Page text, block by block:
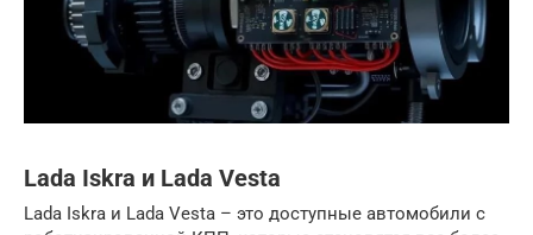
Lada Iskra и Lada Vesta
Lada Iskra и Lada Vesta – это доступные автомобили с